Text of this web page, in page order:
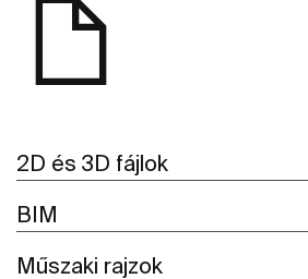
2D és 3D fájlok
BIM
Műszaki rajzok